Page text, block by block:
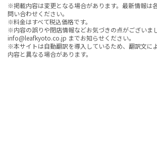
※掲載内容は変更となる場合があります。最新情報は
問い合わせください。
※料金はすべて税込価格です。
※内容の誤りや閉店情報などお気づきの点がございまし
info@leafkyoto.co.jp までお知らせください。
※本サイトは自動翻訳を導入しているため、翻訳文に
内容と異なる場合があります。